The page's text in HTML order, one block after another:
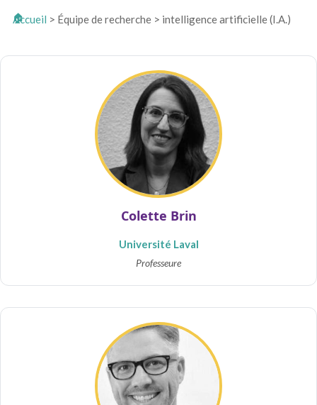
Accueil > Équipe de recherche > intelligence artificielle (I.A.)
Colette Brin
Université Laval
Professeure